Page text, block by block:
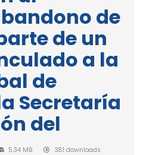
de
de un
a la
de
Secretaría
del
5.34 MB 381 downloads